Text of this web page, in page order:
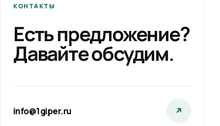
КОНТАКТЫ
Есть предложение?
Давайте обсудим.
info@1giper.ru ↗